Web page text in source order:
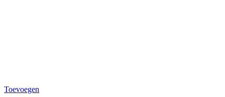
Toevoegen